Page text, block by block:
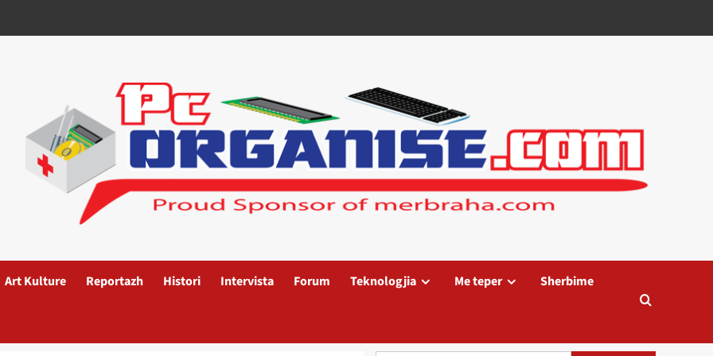
Art Kulture Reportazh Histori Intervista Forum Teknologjia Me teper Sherbime